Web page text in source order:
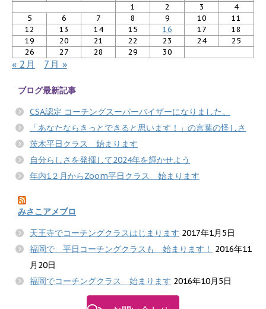
1 2 3
4
5
6 7 8 9 10
11
12
13 14 15 16 17
18
19
20 21 22 23 24
25
26
27 28 29 30
« 2月 7月 »
ブログ最新記事
CSA認定 コーチングスーパーバイザーになりました。
「あなたならきっとできると思います！」の言葉の怪しさ
茨木平日クラス 始まります
自分らしさを発揮して2024年を輝かせよう
年内1２月からZoom平日クラス 始まります
みさこアメブロ
天王寺でコーチングクラスはじまります 2017年1月5日
福岡で 平日コーチングクラスも 始まります！
2016年11
月20日
福岡でコーチングクラス 始まります 2016年10月5日